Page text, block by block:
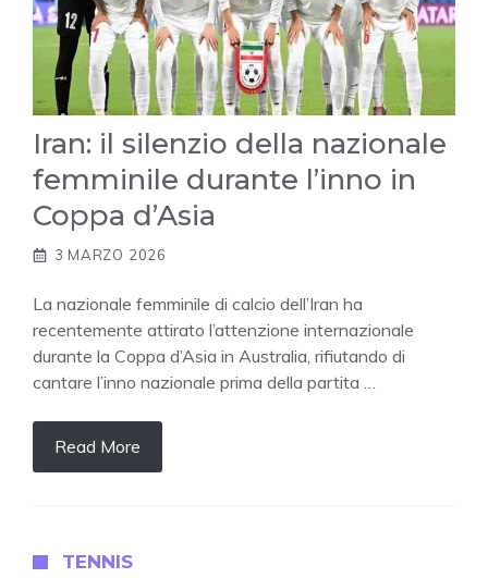
Iran: il silenzio della nazionale
femminile durante l’inno in
Coppa d’Asia
3 MARZO 2026
La nazionale femminile di calcio dell’Iran ha
recentemente attirato l’attenzione internazionale
durante la Coppa d’Asia in Australia, rifiutando di
cantare l’inno nazionale prima della partita …
Read More
TENNIS